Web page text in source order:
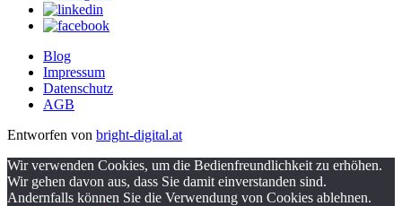
Blog
Impressum
Datenschutz
AGB
Entworfen von bright-digital.at
Wir verwenden Cookies, um die Bedienfreundlichkeit zu erhöhen.
Wir gehen davon aus, dass Sie damit einverstanden sind.
Andernfalls können Sie die Verwendung von Cookies ablehnen.